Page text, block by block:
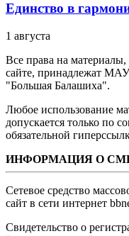
Единство в
1 августа
Все права на
сайте, принадлежат
"Большая Балашиха".
Любое использование
допускается только по
обязательной
ИНФОРМАЦИЯ О
Сетевое средство
сайт в сети интернет
Свидетельство о